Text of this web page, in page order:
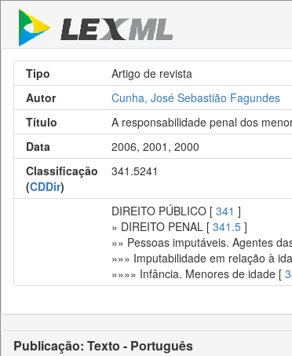
Tipo
Artigo de revista
Autor
Cunha, José Sebastião Fagundes
Título
A responsabilidade penal dos
Data
2006, 2001, 2000
Classificação
(CDDir)
341.5241
DIREITO PÚBLICO [ 341 ]
» DIREITO PENAL [ 341.5 ]
»» Pessoas imputáveis. Agentes
»»» Imputabilidade em relação à
»»»» Infância. Menores de idade [
Publicação: Texto - Português